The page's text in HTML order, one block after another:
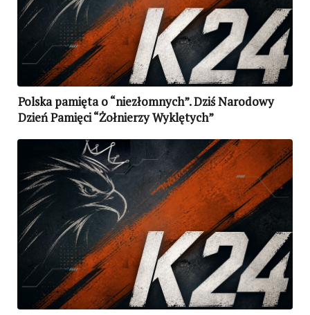
Polska pamięta o “niezłomnych”. Dziś Narodowy
Dzień Pamięci “Żołnierzy Wyklętych”